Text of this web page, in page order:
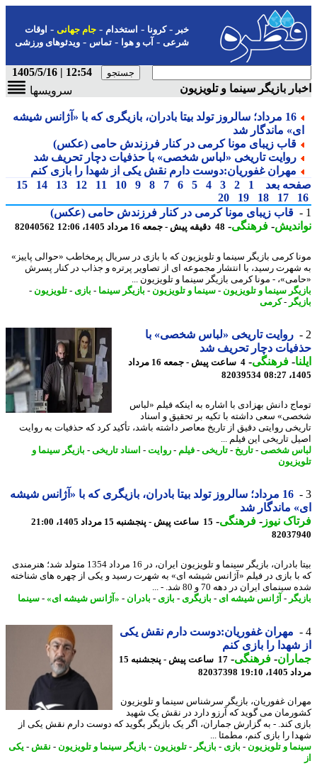
-کرونا-استخدام- جام جهانی-اوقات
شرعی-آب و هوا-تماس-ویدئوهای ورزشی
12:54 | 1405/5/16
بازیگر سینما و تلویزیون
سرویسها
16 مرداد؛ سالروز تولد بیتا بادران، بازیگری که با «آژانس شیشه
ماندگار شد
قاب زیبای مونا کرمی در کنار فرزندش حامی (عکس)
روایت تاریخی «لباس شخصی» با حذفیات دچار تحریف شد
مهران غفوریان:دوست دارم نقش یکی از شهدا را بازی کنم
بعد
1
2
3
4
5
6
7
8
9
10
11
12
13
14
15
17
18
19
20
قاب زیبای مونا کرمی در کنار فرزندش حامی (عکس)
-فرهنگی-48 دقیقه پیش - جمعه 16 مرداد 1405، 12:06 82040562
کرمی بازیگر سینما و تلویزیون که با بازی در سریال پرمخاطب «حوالی پاییز»
رسید، با انتشار مجموعه ای از تصاویر پرتره و جذاب در کنار پسرش
- مونا کرمی بازیگر سینما و تلویزیون ...
سینما و تلویزیون -سینما و تلویزیون -بازیگر سینما-بازی - تلویزیون -
-کرمی
روایت تاریخی «لباس شخصی» با
دچار تحریف شد
-فرهنگی-
4 ساعت پیش - جمعه 16 مرداد
82039534
دانش بهزادی با اشاره به اینکه فیلم «لباس
سعی داشته با تکیه بر تحقیق و اسناد
روایتی دقیق از تاریخ معاصر داشته باشد، تأکید کرد که حذفیات به روایت
تاریخی این فیلم ...
شخصی-تاریخ- تاریخی -فیلم -روایت-اسناد تاریخی -بازیگر سینما و
16 مرداد؛ سالروز تولد بیتا بادران، بازیگری که با «آژانس شیشه
ماندگار شد
نیوز-فرهنگی-15 ساعت پیش - پنجشنبه 15 مرداد 1405، 21:00
بیتا بادران، بازیگر سینما و تلویزیون ایران، در 16 مرداد 1354 متولد شد؛ هنرمندی
بازی در فیلم «آژانس شیشه ای» به شهرت رسید و یکی از چهره های شناخته
ایران در دهه 70 و 80 شد. - ...
-آژانس شیشه ای- بازیگری- بازی - بادران- «آژانس شیشه ای» -سینما
مهران غفوریان:دوست دارم نقش یکی
را بازی کنم
- فرهنگی-
17 ساعت پیش - پنجشنبه 15
19:10
82037398
غفوریان، بازیگر سرشناس سینما و تلویزیون
می گوید که آرزو دارد در نقش یک شهید
کند. - به گزارش جماران، اگر یک بازیگر بگوید که دوست دارم نقش یکی از
را بازی کنم، مطمئا ...
و تلویزیون -بازی - بازیگر-تلویزیون -بازیگر سینما و تلویزیون -نقش-یکی